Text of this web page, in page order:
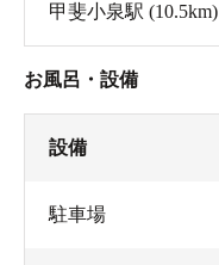
甲斐小泉駅 (10.5km)
お風呂・設備
設備
駐車場